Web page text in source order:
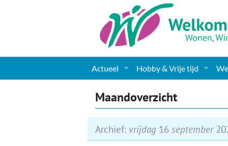
Actueel
Nieuws
Gemeente informatie
Dorpen
Hobby & Vrije tijd
Kunst
Maandoverzicht
Archief: vrijdag 16 september